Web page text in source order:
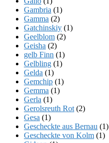
Gambria (1)
Gamma (2)
Gatchinskiy (1)
Geelblom (2)
Geisha (2)
gelb Finn (1)
Gelbling (1)
Gelda (1)
Gemchip (1)
Gemma (1)
Gerla (1)
Gerolsreuth Rot (2)
Gesa (1)
Gescheckte aus Bernau (1)
Gescheckte von Kolm (1)